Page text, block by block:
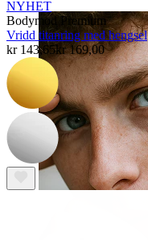
NYHET
Bodymod Premium
Vridd titanring med hengsel
kr 143,65kr 169,00